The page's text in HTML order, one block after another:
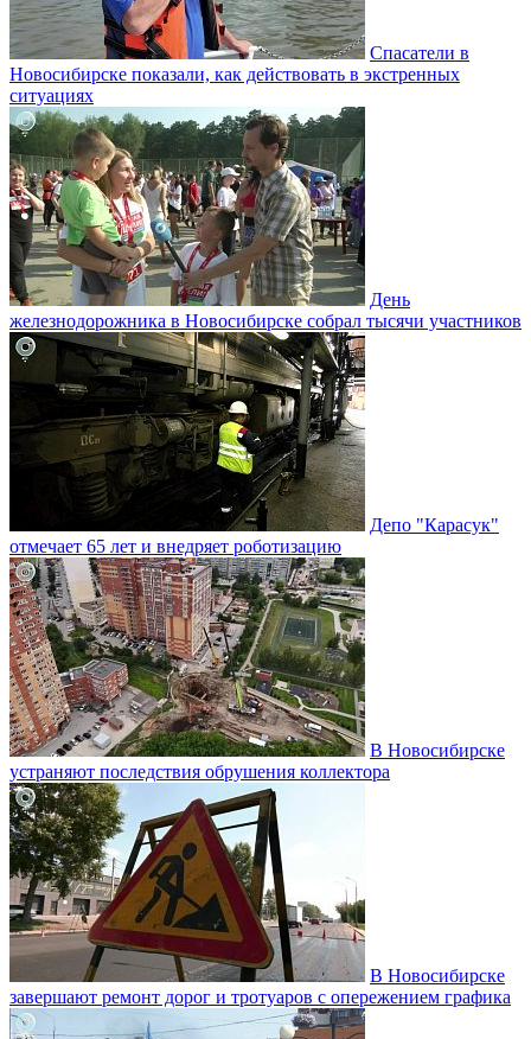
Спасатели в
Новосибирске показали, как действовать в экстренных
ситуациях
День
железнодорожника в Новосибирске собрал тысячи участников
Депо "Карасук"
отмечает 65 лет и внедряет роботизацию
В Новосибирске
устраняют последствия обрушения коллектора
В Новосибирске
завершают ремонт дорог и тротуаров с опережением графика